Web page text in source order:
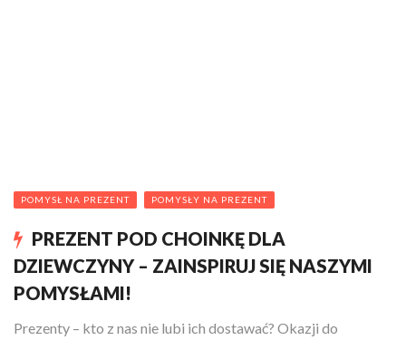
POMYSŁ NA PREZENT POMYSŁY NA PREZENT
PREZENT POD CHOINKĘ DLA
DZIEWCZYNY – ZAINSPIRUJ SIĘ NASZYMI
POMYSŁAMI!
Prezenty – kto z nas nie lubi ich dostawać? Okazji do